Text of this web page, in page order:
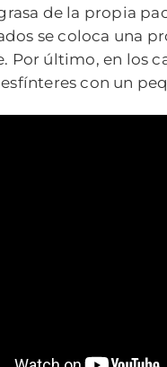
de la propia
se coloca una
último, en los
con un